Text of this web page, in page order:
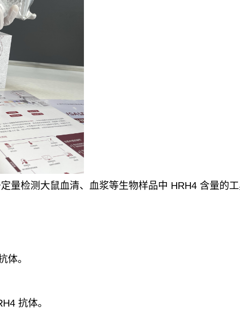
量检测大鼠血清、血浆等生物样品中 HRH4 含量的工
体。
抗体。